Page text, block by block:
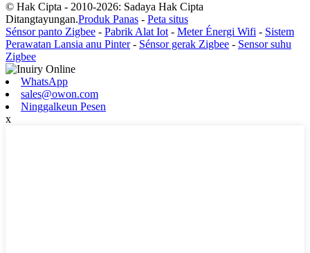
© Hak Cipta - 2010-2026: Sadaya Hak Cipta
Ditangtayungan.Produk Panas - Peta situs
Sénsor panto Zigbee - Pabrik Alat Iot - Meter Énergi Wifi - Sistem
Perawatan Lansia anu Pinter- Sénsor gerak Zigbee - Sensor suhu
Zigbee
WhatsApp
sales@owon.com
Ninggalkeun Pesen
x